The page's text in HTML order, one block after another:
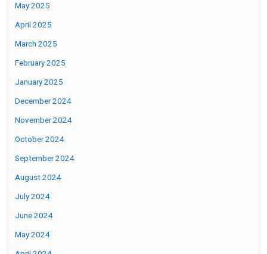
May 2025
April 2025
March 2025
February 2025
January 2025
December 2024
November 2024
October 2024
September 2024
August 2024
July 2024
June 2024
May 2024